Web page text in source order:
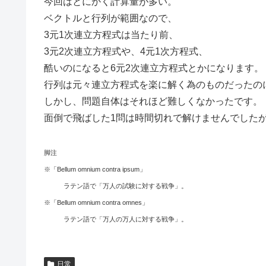
ベクトルと行列が範囲なので、
3元1次連立方程式は当たり前、
3元2次連立方程式や、4元1次方程式、
酷いのになると6元2次連立方程式とかになります。
行列は元々連立方程式を楽に解く為のものだった
しかし、問題自体はそれほど難しくなかったです。
面倒で飛ばした1問は時間切れで解けませんでしたが
脚注
※「Bellum omnium contra ipsum」
ラテン語で「万人の試験に対する戦争」。
※「Bellum omnium contra omnes」
ラテン語で「万人の万人に対する戦争」。
日常